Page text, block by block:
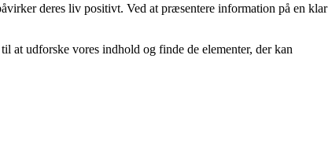
deres liv positivt. Ved at præsentere information på en klar
udforske vores indhold og finde de elementer, der kan